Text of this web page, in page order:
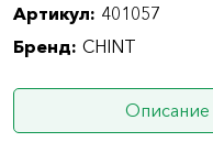
Артикул: 401057
Бренд: CHINT
Описание